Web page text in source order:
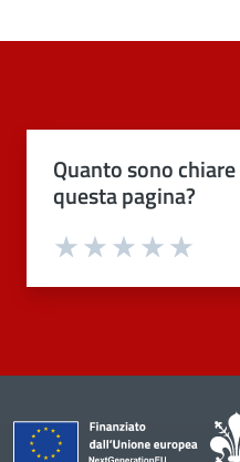
Quanto sono
questa pagina?
Valuta 4
Valuta 3
Valuta 2 stelle su 5
Valuta 1 stelle su 5